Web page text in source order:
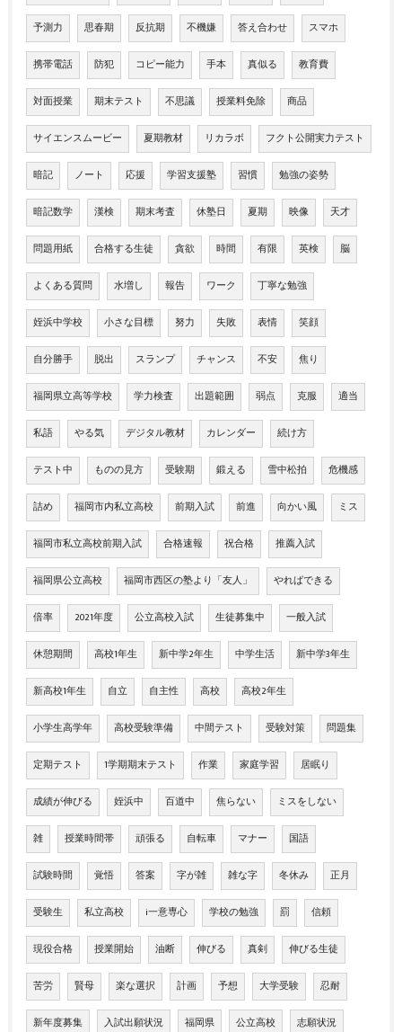
予測力 思春期 反抗期 不機嫌 答え合わせ スマホ
携帯電話 防犯 コピー能力 手本 真似る 教育費
対面授業 期末テスト 不思議 授業料免除 商品
サイエンスムービー 夏期教材 リカラボ フクト公開実力テスト
暗記 ノート 応援 学習支援塾 習慣 勉強の姿勢
暗記数学 漢検 期末考査 休塾日 夏期 映像 天才
問題用紙 合格する生徒 貪欲 時間 有限 英検 脳
よくある質問 水増し 報告 ワーク 丁寧な勉強
姪浜中学校 小さな目標 努力 失敗 表情 笑顔
自分勝手 脱出 スランプ チャンス 不安 焦り
福岡県立高等学校 学力検査 出題範囲 弱点 克服 適当
私語 やる気 デジタル教材 カレンダー 続け方
テスト中 ものの見方 受験期 鍛える 雪中松拍 危機感
詰め 福岡市内私立高校 前期入試 前進 向かい風 ミス
福岡市私立高校前期入試 合格速報 祝合格 推薦入試
福岡県公立高校 福岡市西区の塾より「友人」 やればできる
倍率 2021年度 公立高校入試 生徒募集中 一般入試
休憩期間 高校1年生 新中学2年生 中学生活 新中学3年生
新高校1年生 自立 自主性 高校 高校2年生
小学生高学年 高校受験準備 中間テスト 受験対策 問題集
定期テスト 1学期期末テスト 作業 家庭学習 居眠り
成績が伸びる 姪浜中 百道中 焦らない ミスをしない
雑 授業時間帯 頑張る 自転車 マナー 国語
試験時間 覚悟 答案 字が雑 雑な字 冬休み 正月
受験生 私立高校 i一意専心 学校の勉強 罰 信頼
現役合格 授業開始 油断 伸びる 真剣 伸びる生徒
苦労 賢母 楽な選択 計画 予想 大学受験 忍耐
新年度募集 入試出願状況 福岡県 公立高校 志願状況